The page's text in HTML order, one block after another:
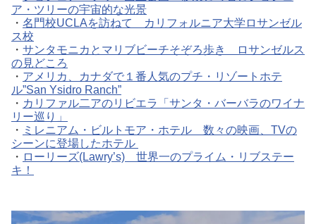
ア・ツリーの宇宙的な光景
・ 名門校UCLAを訪ねて カリフォルニア大学ロサンゼル
ス校
・ サンタモニカとマリブビーチそぞろ歩き ロサンゼルス
の見どころ
・ アメリカ、カナダで１番人気のプチ・リゾートホテ
ル”San Ysidro Ranch”
・ カリファル二アのリビエラ「サンタ・バーバラのワイナ
リー巡り」
・ ミレニアム・ビルトモア・ホテル 数々の映画、TVの
シーンに登場したホテル
・ ローリーズ(Lawry’s) 世界一のプライム・リブステー
キ！